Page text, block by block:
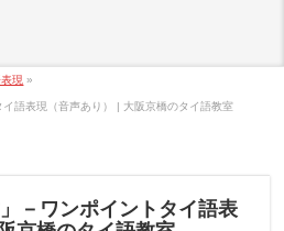
現 »
イ語表現（音声あり） | 大阪京橋のタイ語教室
－ワンポイントタイ語表